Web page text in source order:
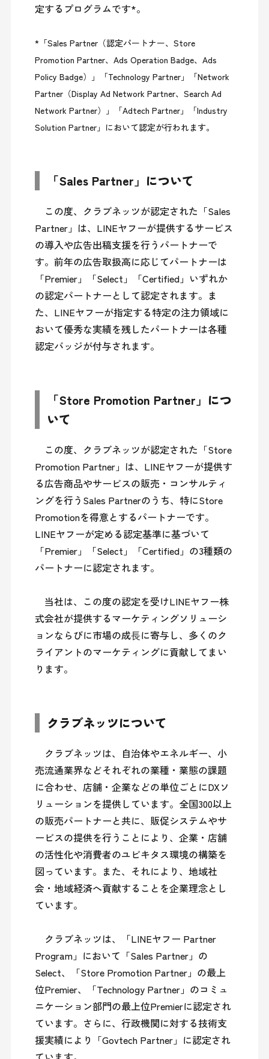
定するプログラムです*。
*「Sales Partner（認定パートナー、Store
Promotion Partner、Ads Operation Badge、Ads
Policy Badge）」「Technology Partner」「Network
Partner（Display Ad Network Partner、Search Ad
Network Partner）」「Adtech Partner」「Industry
Solution Partner」において認定が行われます。
「Sales Partner」について
この度、クラブネッツが認定された「Sales
Partner」は、LINEヤフーが提供するサービス
の導入や広告出稿支援を行うパートナーで
す。前年の広告取扱高に応じてパートナーは
「Premier」「Select」「Certified」いずれか
の認定パートナーとして認定されます。ま
た、LINEヤフーが指定する特定の注力領域に
おいて優秀な実績を残したパートナーは各種
認定バッジが付与されます。
「Store Promotion Partner」につ
いて
この度、クラブネッツが認定された「Store
Promotion Partner」は、LINEヤフーが提供す
る広告商品やサービスの販売・コンサルティ
ングを行うSales Partnerのうち、特にStore
Promotionを得意とするパートナーです。
LINEヤフーが定める認定基準に基づいて
「Premier」「Select」「Certified」の3種類の
パートナーに認定されます。
当社は、この度の認定を受けLINEヤフー株
式会社が提供するマーケティングソリューシ
ョンならびに市場の成⻑に寄与し、多くのク
ライアントのマーケティングに貢献してまい
ります。
クラブネッツについて
クラブネッツは、自治体やエネルギー、小
売流通業界などそれぞれの業種・業態の課題
に合わせ、店舗・企業などの単位ごとにDXソ
リューションを提供しています。全国300以上
の販売パートナーと共に、販促システムやサ
ービスの提供を行うことにより、企業・店舗
の活性化や消費者のユビキタス環境の構築を
図っています。また、それにより、地域社
会・地域経済へ貢献することを企業理念とし
ています。
クラブネッツは、「LINEヤフー Partner
Program」において「Sales Partner」の
Select、「Store Promotion Partner」の最上
位Premier、「Technology Partner」のコミュ
ニケーション部門の最上位Premierに認定され
ています。さらに、行政機関に対する技術支
援実績により「Govtech Partner」に認定され